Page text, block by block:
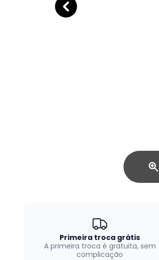
Primeira troca grátis
A primeira troca é gratuita, sem
complicação